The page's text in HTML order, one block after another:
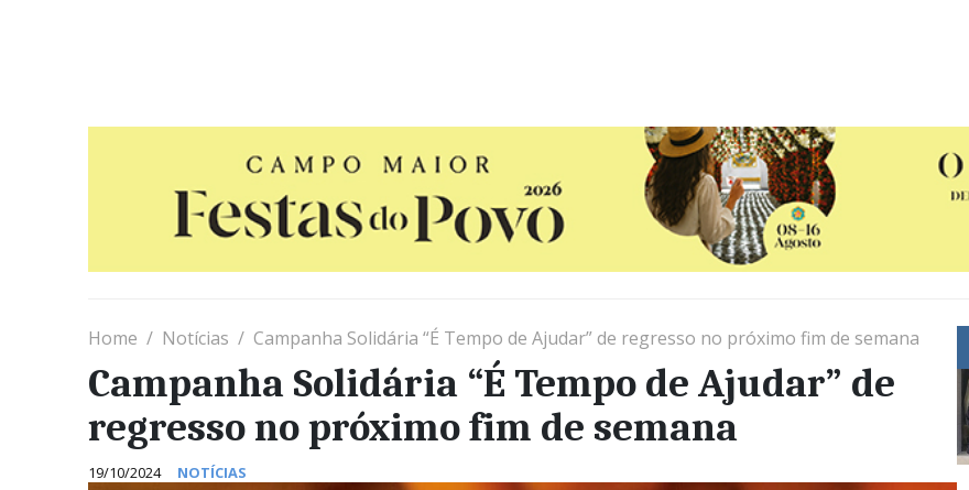
Home Notícias Campanha Solidária “É Tempo de Ajudar” de regresso no próximo fim de semana
Campanha Solidária “É Tempo de Ajudar” de
regresso no próximo fim de semana
19/10/2024 NOTÍCIAS